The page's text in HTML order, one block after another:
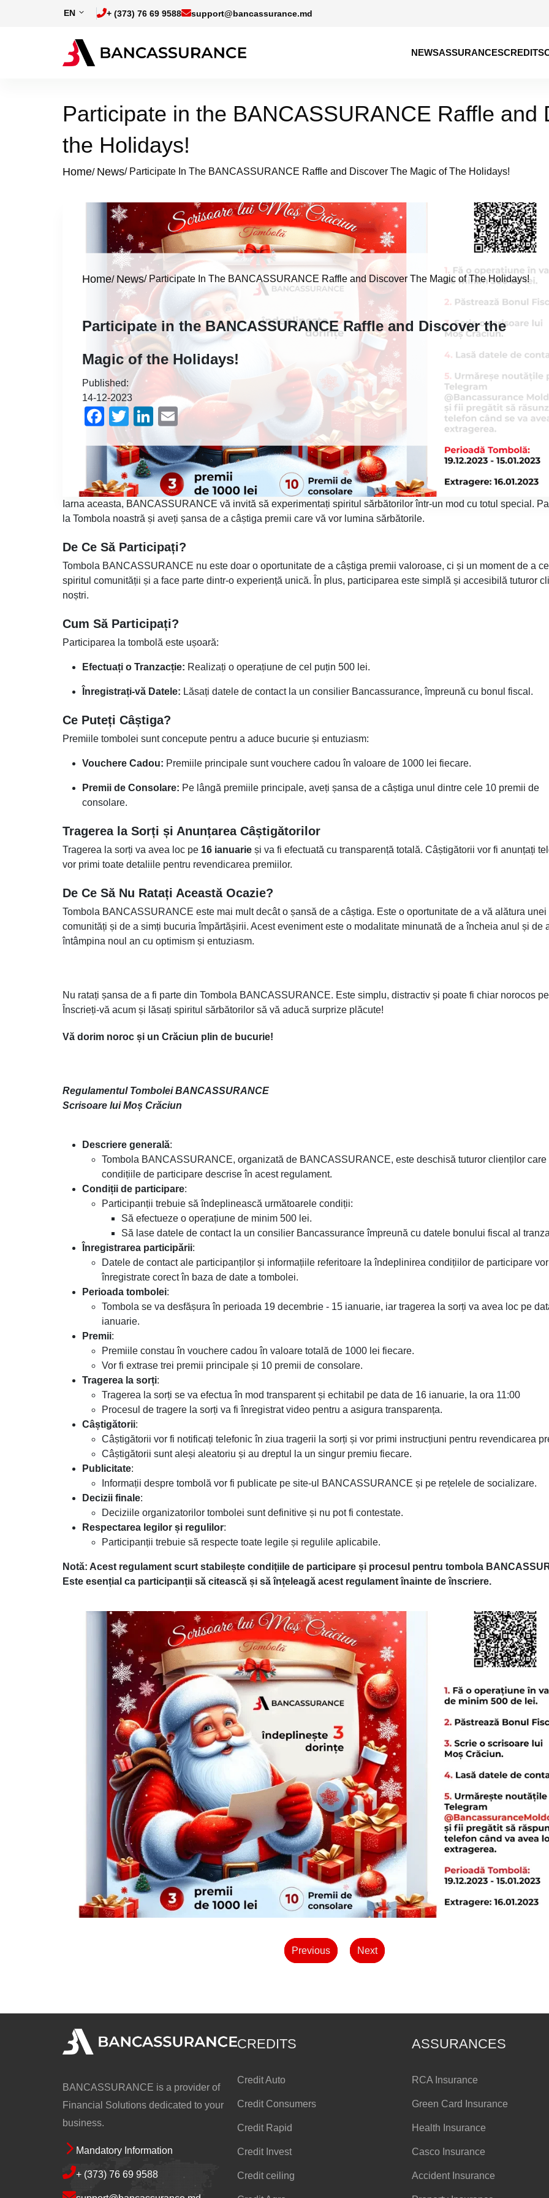
EN + (373) 76 69 9588 support@bancassurance.md
NEWSASSURANCESCREDITS
Participate in the BANCASSURANCE Raffle and
the Holidays!
Breadcrumb
Home News Participate In The BANCASSURANCE Raffle and Discover The Magic of The Holidays!
Breadcrumb
Home News Participate In The BANCASSURANCE Raffle and Discover The Magic of The Holidays!
Participate in the BANCASSURANCE Raffle and Discover the
Magic of the Holidays!
Published:
14-12-2023
Facebook
Twitter
LinkedIn
Email
Iarna aceasta, BANCASSURANCE vă invită să experimentați spiritul sărbătorilor într-un mod cu totul special.
la Tombola noastră și aveți șansa de a câștiga premii care vă vor lumina sărbătorile.
De Ce Să Participați?
Tombola BANCASSURANCE nu este doar o oportunitate de a câștiga premii valoroase, ci și un moment de a
spiritul comunității și a face parte dintr-o experiență unică. În plus, participarea este simplă și accesibilă tuturor
noștri.
Cum Să Participați?
Participarea la tombolă este ușoară:
Efectuați o Tranzacție: Realizați o operațiune de cel puțin 500 lei.
Înregistrați-vă Datele: Lăsați datele de contact la un consilier Bancassurance, împreună cu bonul fiscal.
Ce Puteți Câștiga?
Premiile tombolei sunt concepute pentru a aduce bucurie și entuziasm:
Vouchere Cadou: Premiile principale sunt vouchere cadou în valoare de 1000 lei fiecare.
Premii de Consolare: Pe lângă premiile principale, aveți șansa de a câștiga unul dintre cele 10 premii de
consolare.
Tragerea la Sorți și Anunțarea Câștigătorilor
Tragerea la sorți va avea loc pe 16 ianuarie și va fi efectuată cu transparență totală. Câștigătorii vor fi anunțați
vor primi toate detaliile pentru revendicarea premiilor.
De Ce Să Nu Ratați Această Ocazie?
Tombola BANCASSURANCE este mai mult decât o șansă de a câștiga. Este o oportunitate de a vă alătura unei
comunități și de a simți bucuria împărtășirii. Acest eveniment este o modalitate minunată de a încheia anul și de
întâmpina noul an cu optimism și entuziasm.
Nu ratați șansa de a fi parte din Tombola BANCASSURANCE. Este simplu, distractiv și poate fi chiar norocos
Înscrieți-vă acum și lăsați spiritul sărbătorilor să vă aducă surprize plăcute!
Vă dorim noroc și un Crăciun plin de bucurie!
Regulamentul Tombolei BANCASSURANCE
Scrisoare lui Moș Crăciun
Descriere generală:
Tombola BANCASSURANCE, organizată de BANCASSURANCE, este deschisă tuturor clienților care
condițiile de participare descrise în acest regulament.
Condiții de participare:
Participanții trebuie să îndeplinească următoarele condiții:
Să efectueze o operațiune de minim 500 lei.
Să lase datele de contact la un consilier Bancassurance împreună cu datele bonului fiscal al
Înregistrarea participării:
Datele de contact ale participanților și informațiile referitoare la îndeplinirea condițiilor de participare
înregistrate corect în baza de date a tombolei.
Perioada tombolei:
Tombola se va desfășura în perioada 19 decembrie - 15 ianuarie, iar tragerea la sorți va avea loc pe
ianuarie.
Premii:
Premiile constau în vouchere cadou în valoare totală de 1000 lei fiecare.
Vor fi extrase trei premii principale și 10 premii de consolare.
Tragerea la sorți:
Tragerea la sorți se va efectua în mod transparent și echitabil pe data de 16 ianuarie, la ora 11:00
Procesul de tragere la sorți va fi înregistrat video pentru a asigura transparența.
Câștigătorii:
Câștigătorii vor fi notificați telefonic în ziua tragerii la sorți și vor primi instrucțiuni pentru revendicarea
Câștigătorii sunt aleși aleatoriu și au dreptul la un singur premiu fiecare.
Publicitate:
Informații despre tombolă vor fi publicate pe site-ul BANCASSURANCE și pe rețelele de socializare.
Decizii finale:
Deciziile organizatorilor tombolei sunt definitive și nu pot fi contestate.
Respectarea legilor și regulilor:
Participanții trebuie să respecte toate legile și regulile aplicabile.
Notă: Acest regulament scurt stabilește condițiile de participare și procesul pentru tombola
Este esențial ca participanții să citească și să înțeleagă acest regulament înainte de înscriere.
Previous Next
BANCASSURANCE is a provider of
Financial Solutions dedicated to your
business.
Footer
Mandatory Information
+ (373) 76 69 9588
CREDITS
Credit Auto
Credit Consumers
Credit Rapid
Credit Invest
Credit ceiling
ASSURANCES
RCA Insurance
Green Card Insurance
Health Insurance
Casco Insurance
Accident Insurance